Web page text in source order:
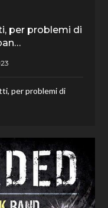
per problemi di
per problemi di